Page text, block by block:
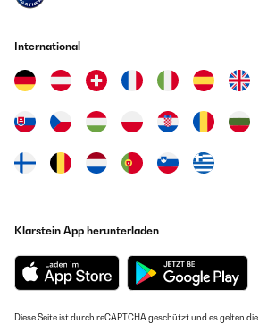
International
Klarstein App herunterladen
Diese Seite ist durch reCAPTCHA geschützt und es gelten die